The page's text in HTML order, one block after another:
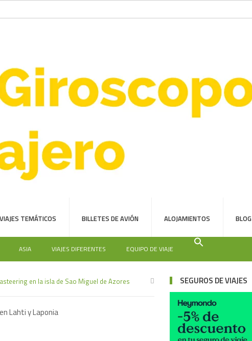
VIAJES TEMÁTICOS BILLETES DE AVIÓN ALOJAMIENTOS BLOG
ASIA VIAJES DIFERENTES EQUIPO DE VIAJE
en la isla de Sao Miguel de Azores
Lahti y Laponia
SEGUROS DE VIAJES